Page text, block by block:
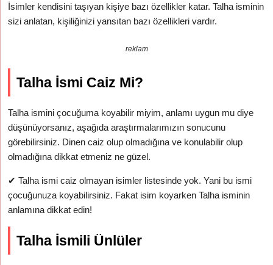
İsimler kendisini taşıyan kişiye bazı özellikler katar. Talha isminin
sizi anlatan, kişiliğinizi yansıtan bazı özellikleri vardır.
reklam
Talha İsmi Caiz Mi?
Talha ismini çocuğuma koyabilir miyim, anlamı uygun mu diye
düşünüyorsanız, aşağıda araştırmalarımızın sonucunu
görebilirsiniz. Dinen caiz olup olmadığına ve konulabilir olup
olmadığına dikkat etmeniz ne güzel.
✔ Talha ismi caiz olmayan isimler listesinde yok. Yani bu ismi
çocuğunuza koyabilirsiniz. Fakat isim koyarken Talha isminin
anlamına dikkat edin!
Talha İsmili Ünlüler